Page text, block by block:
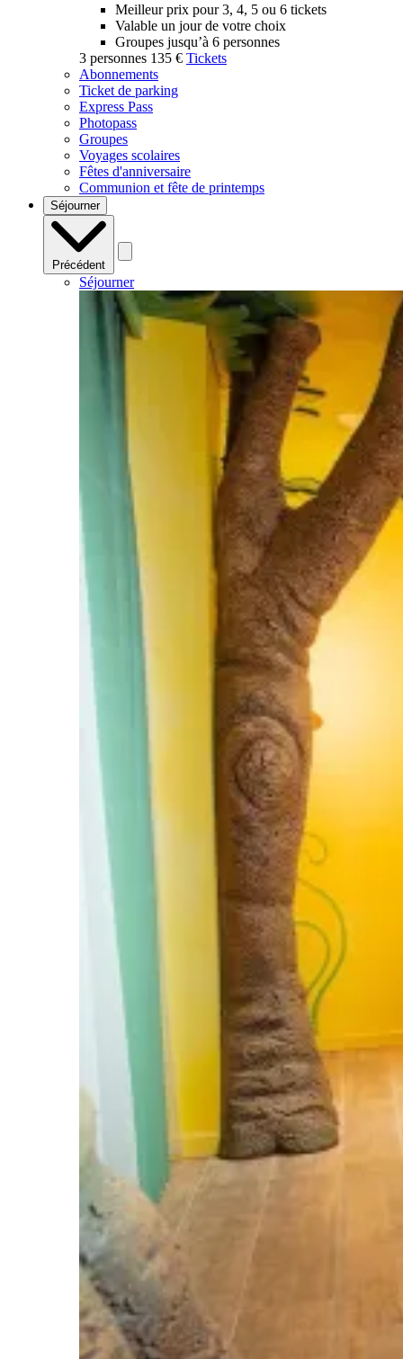
Meilleur prix pour 3, 4, 5 ou 6 tickets
Valable un jour de votre choix
Groupes jusqu’à 6 personnes
3 personnes 135 € Tickets
Abonnements
Ticket de parking
Express Pass
Photopass
Groupes
Voyages scolaires
Fêtes d'anniversaire
Communion et fête de printemps
Séjourner
Précédent
Séjourner